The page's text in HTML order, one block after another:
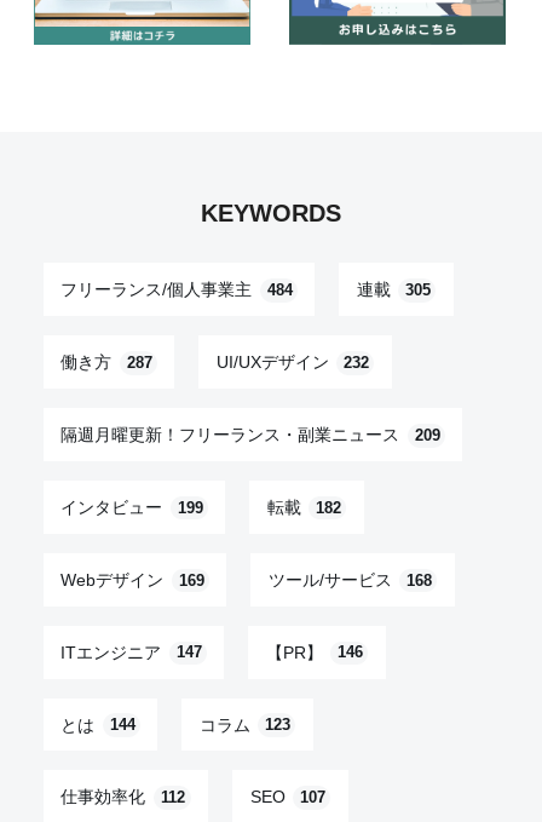
KEYWORDS
フリーランス/個人事業主 484 連載 305
働き方 287 UI/UXデザイン 232
隔週月曜更新！フリーランス・副業ニュース 209
インタビュー 199 転載 182
Webデザイン 169 ツール/サービス 168
ITエンジニア 147 【PR】 146
とは 144 コラム 123
仕事効率化 112 SEO 107